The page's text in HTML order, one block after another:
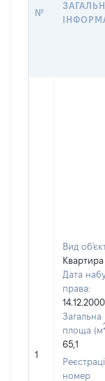
№
1
Вид
Квартира
Дата
права:
14.12.2000
Загальна
площа (м
65,1
номер